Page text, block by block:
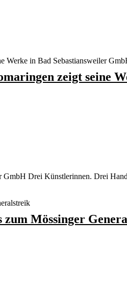
zeigt seine
Drei Künstlerinnen. Drei
zum Mössinger